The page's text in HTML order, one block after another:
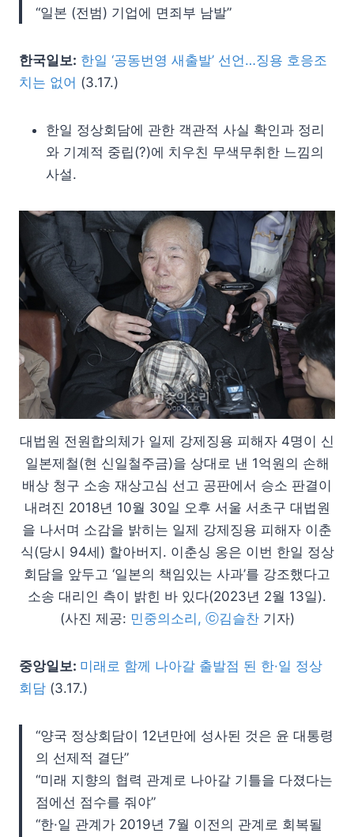
“일본 (전범) 기업에 면죄부 남발”
한국일보: 한일 ‘공동번영 새출발’ 선언…징용 호응조
치는 없어 (3.17.)
한일 정상회담에 관한 객관적 사실 확인과 정리
와 기계적 중립(?)에 치우친 무색무취한 느낌의
사설.
대법원 전원합의체가 일제 강제징용 피해자 4명이 신
일본제철(현 신일철주금)을 상대로 낸 1억원의 손해
배상 청구 소송 재상고심 선고 공판에서 승소 판결이
내려진 2018년 10월 30일 오후 서울 서초구 대법원
을 나서며 소감을 밝히는 일제 강제징용 피해자 이춘
식(당시 94세) 할아버지. 이춘싱 옹은 이번 한일 정상
회담을 앞두고 ‘일본의 책임있는 사과’를 강조했다고
소송 대리인 측이 밝힌 바 있다(2023년 2월 13일).
(사진 제공: 민중의소리, ⓒ김슬찬기자)
중앙일보: 미래로 함께 나아갈 출발점 된 한·일 정상
회담 (3.17.)
“양국 정상회담이 12년만에 성사된 것은 윤 대통령
의 선제적 결단”
“미래 지향의 협력 관계로 나아갈 기틀을 다졌다는
점에선 점수를 줘야”
“한·일 관계가 2019년 7월 이전의 관계로 회복될